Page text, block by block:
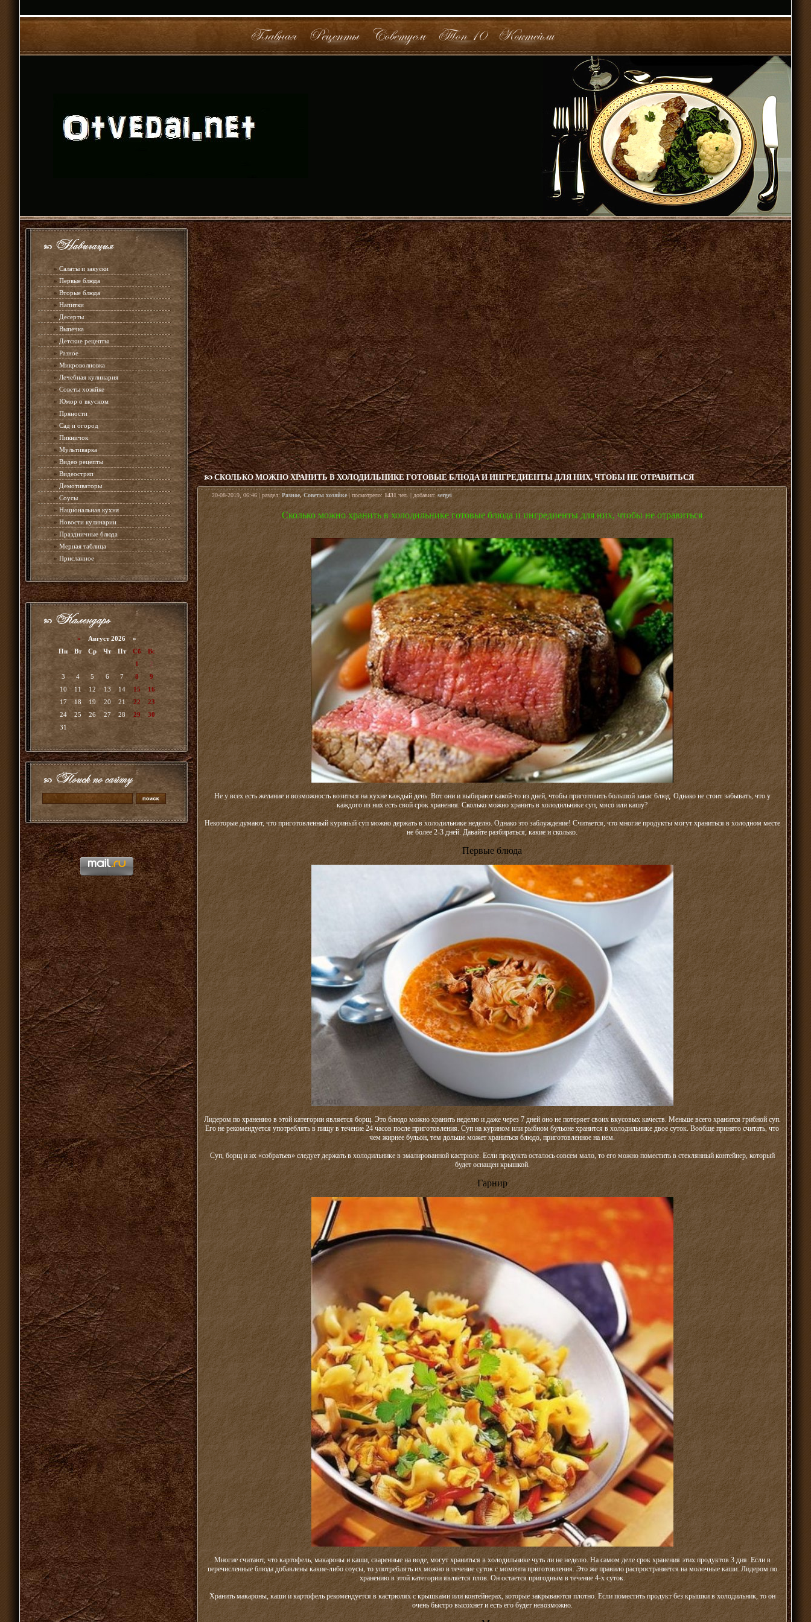
» Салаты и закуски
» Первые блюда
» Вторые блюда
» Напитки
»Десерты
» Выпечка
» Детские рецепты
» Разное
» Микроволновка
» Лечебная кулинария
» Советы хозяйке
» Юмор о вкусном
» Пряности
» Сад и огород
» Пикничок
» Мультиварка
» Видео рецепты
» Видеостряп
» Демотиваторы
» Соусы
» Национальная кухня
» Новости кулинарии
» Праздничные блюда
» Мерная таблица
» Присланное
« Август 2026 »
Пн
Вт Ср Чт Пт Сб
Вс
1
2
3
4 5 6 7 8
9
10
11 12 13 14 15
16
17
18 19 20 21 22
23
24
25 26 27 28 29
30
31
СКОЛЬКО МОЖНО ХРАНИТЬ В ХОЛОДИЛЬНИКЕ ГОТОВЫЕ БЛЮДА И ИНГРЕДИЕНТЫ ДЛЯ НИХ, ЧТОБЫ НЕ ОТРАВИТЬСЯ
20-08-2019, 06:46 | раздел:Разное,Советы хозяйке| посмотрело: 1431чел. | добавил: sergei
Сколько можно хранить в холодильнике готовые блюда и ингредиенты для них, чтобы не отравиться
Не у всех есть желание и возможность возиться на кухне каждый день. Вот они и выбирают какой-то из дней, чтобы приготовить большой запас блюд. Однако не стоит забывать, что у
каждого из них есть свой срок хранения. Сколько можно хранить в холодильнике суп, мясо или кашу?
Некоторые думают, что приготовленный куриный суп можно держать в холодильнике неделю. Однако это заблуждение! Считается, что многие продукты могут храниться в холодном месте
не более 2-3 дней. Давайте разбираться, какие и сколько.
Первые блюда
Лидером по хранению в этой категории является борщ. Это блюдо можно хранить неделю и даже через 7 дней оно не потеряет своих вкусовых качеств. Меньше всего хранится грибной суп.
Его не рекомендуется употреблять в пищу в течение 24 часов после приготовления. Суп на курином или рыбном бульоне хранится в холодильнике двое суток. Вообще принято считать, что
чем жирнее бульон, тем дольше может храниться блюдо, приготовленное на нем.
Суп, борщ и их «собратьев» следует держать в холодильнике в эмалированной кастрюле. Если продукта осталось совсем мало, то его можно поместить в стеклянный контейнер, который
будет оснащен крышкой.
Гарнир
Многие считают, что картофель, макароны и каши, сваренные на воде, могут храниться в холодильнике чуть ли не неделю. На самом деле срок хранения этих продуктов 3 дня. Если в
перечисленные блюда добавлены какие-либо соусы, то употреблять их можно в течение суток с момента приготовления. Это же правило распространяется на молочные каши. Лидером по
хранению в этой категории является плов. Он остается пригодным в течение 4-х суток.
Хранить макароны, каши и картофель рекомендуется в кастрюлях с крышками или контейнерах, которые закрываются плотно. Если поместить продукт без крышки в холодильник, то он
очень быстро высохнет и есть его будет невозможно.